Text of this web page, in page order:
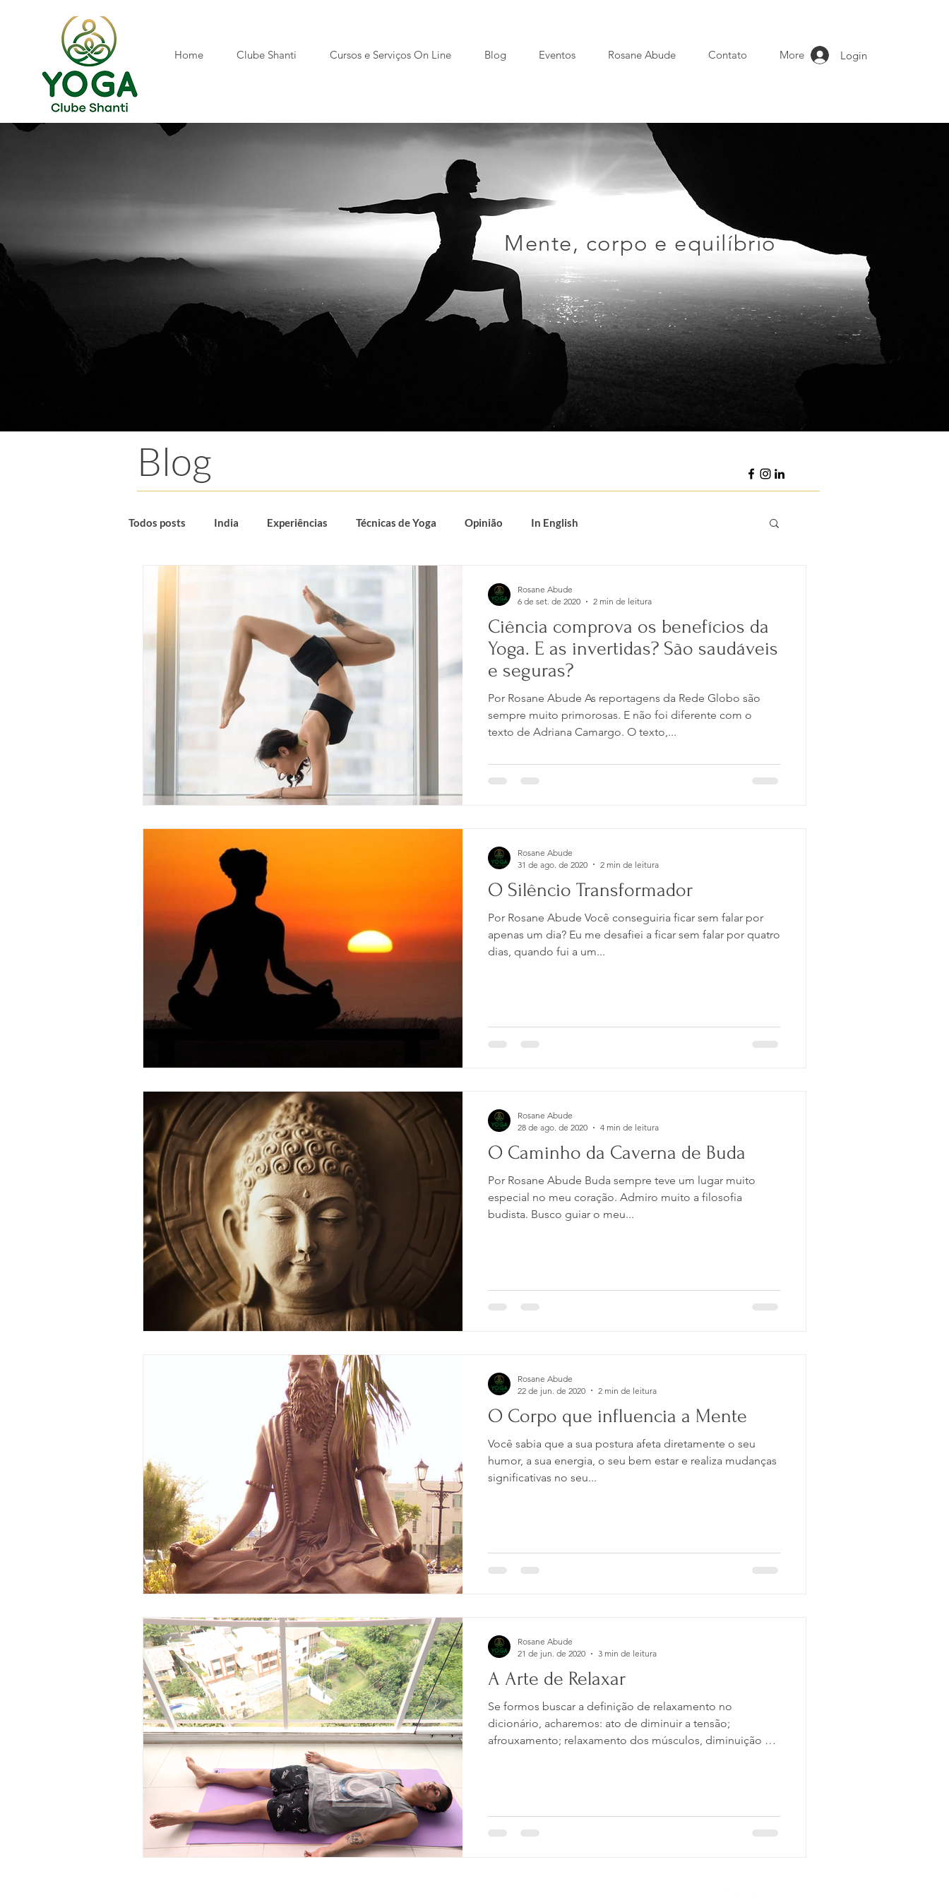
Login
Mente, corpo e equilíbrio
Blog
Todos posts India Experiências Técnicas de Yoga Opinião In English
Poesia
Ciência comprova os benefícios da
Yoga. E as invertidas? São saudáveis
e seguras?
Por Rosane Abude As reportagens da Rede Globo são
sempre muito primorosas. E não foi diferente com o
texto de Adriana Camargo. O texto,...
Rosane Abude
6 de set. de 2020
2 min de leitura
O Silêncio Transformador
Por Rosane Abude Você conseguiria ficar sem falar por
apenas um dia? Eu me desafiei a ficar sem falar por quatro
dias, quando fui a um...
Rosane Abude
31 de ago. de 2020
2 min de leitura
O Caminho da Caverna de Buda
Por Rosane Abude Buda sempre teve um lugar muito
especial no meu coração. Admiro muito a filosofia
budista. Busco guiar o meu...
Rosane Abude
28 de ago. de 2020
4 min de leitura
O Corpo que influencia a Mente
Você sabia que a sua postura afeta diretamente o seu
humor, a sua energia, o seu bem estar e realiza mudanças
significativas no seu...
Rosane Abude
22 de jun. de 2020
2 min de leitura
A Arte de Relaxar
Se formos buscar a definição de relaxamento no
dicionário, acharemos: ato de diminuir a tensão;
afrouxamento; relaxamento dos músculos, diminuição da
Rosane Abude
21 de jun. de 2020
3 min de leitura
Home Clube Shanti Cursos e Serviços On Line Blog Eventos Rosane Abude Contato More